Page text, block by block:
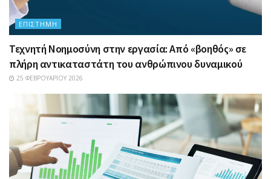
ΕΠΙΣΤΉΜΗ
Τεχνητή Νοημοσύνη στην εργασία: Από «βοηθός» σε
πλήρη αντικαταστάτη του ανθρώπινου δυναμικού
25 ΦΕΒΡΟΥΑΡΊΟΥ 2026